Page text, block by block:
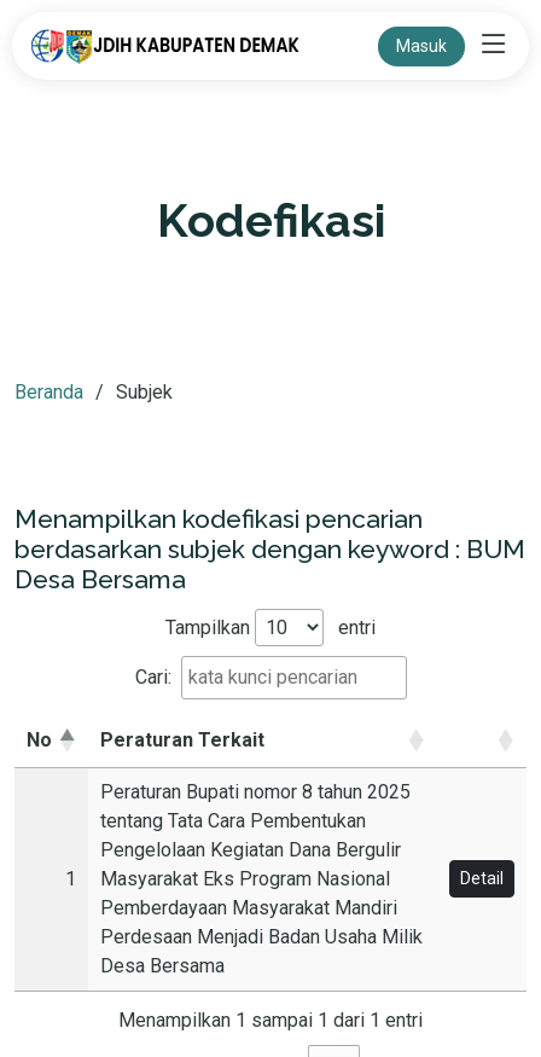
Masuk
Kodefikasi
Beranda Subjek
Menampilkan kodefikasi pencarian
berdasarkan subjek dengan keyword : BUM
Desa Bersama
Tampilkan entri
Cari:
No Peraturan Terkait
1
Peraturan Bupati nomor 8 tahun 2025
tentang Tata Cara Pembentukan
Pengelolaan Kegiatan Dana Bergulir
Masyarakat Eks Program Nasional
Pemberdayaan Masyarakat Mandiri
Perdesaan Menjadi Badan Usaha Milik
Desa Bersama
Detail
Menampilkan 1 sampai 1 dari 1 entri